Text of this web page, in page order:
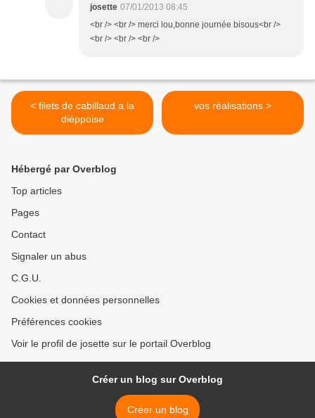
josette 07/01/2013 08:45
<br /> <br /> merci lou,bonne journée bisous<br />
<br /> <br /> <br />
< filets de cabillaud a la
diéppoise
vos réalisations >
Hébergé par Overblog
Top articles
Pages
Contact
Signaler un abus
C.G.U.
Cookies et données personnelles
Préférences cookies
Voir le profil de josette sur le portail Overblog
Créer un blog sur Overblog
Créer un blog